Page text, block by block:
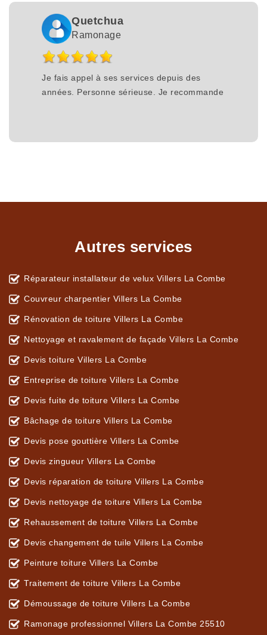
Quetchua
Ramonage
Je fais appel à ses services depuis des
années. Personne sérieuse. Je recommande
Autres services
Réparateur installateur de velux Villers La Combe
Couvreur charpentier Villers La Combe
Rénovation de toiture Villers La Combe
Nettoyage et ravalement de façade Villers La Combe
Devis toiture Villers La Combe
Entreprise de toiture Villers La Combe
Devis fuite de toiture Villers La Combe
Bâchage de toiture Villers La Combe
Devis pose gouttière Villers La Combe
Devis zingueur Villers La Combe
Devis réparation de toiture Villers La Combe
Devis nettoyage de toiture Villers La Combe
Rehaussement de toiture Villers La Combe
Devis changement de tuile Villers La Combe
Peinture toiture Villers La Combe
Traitement de toiture Villers La Combe
Démoussage de toiture Villers La Combe
Ramonage professionnel Villers La Combe 25510